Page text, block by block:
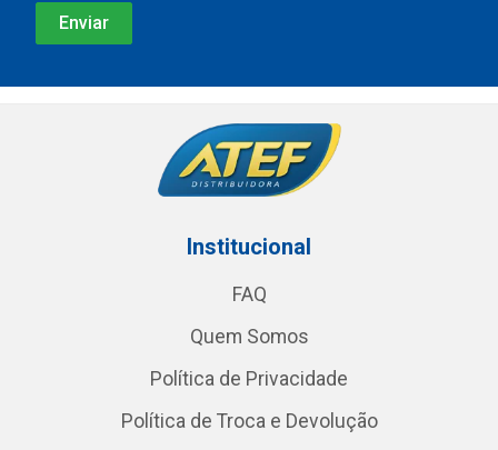
Institucional
FAQ
Quem Somos
Política de Privacidade
Política de Troca e Devolução